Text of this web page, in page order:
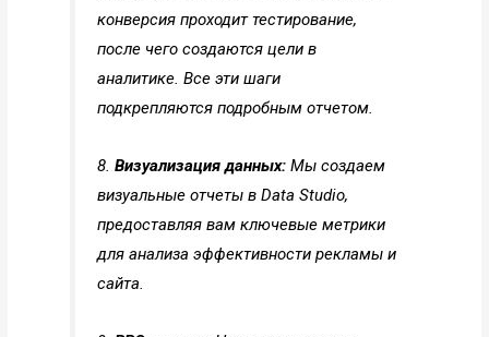
конверсия проходит тестирование,
после чего создаются цели в
аналитике. Все эти шаги
подкрепляются подробным отчетом.
8. Визуализация данных:Мы создаем
визуальные отчеты в Data Studio,
предоставляя вам ключевые метрики
для анализа эффективности рекламы и
сайта.